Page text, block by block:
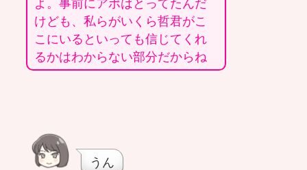
よ。事前にアポはとってたんだ
けども、私らがいくら哲君がこ
こにいるといっても信じてくれ
るかはわからない部分だからね
うん